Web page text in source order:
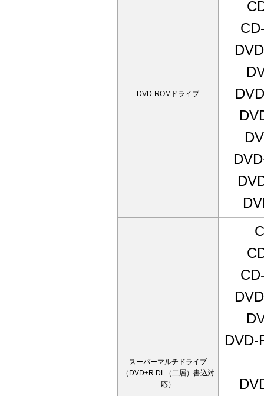
DVD-ROMドライブ
スーパーマルチドライブ
（DVD±R DL（二層）書込対
応）
DVD-